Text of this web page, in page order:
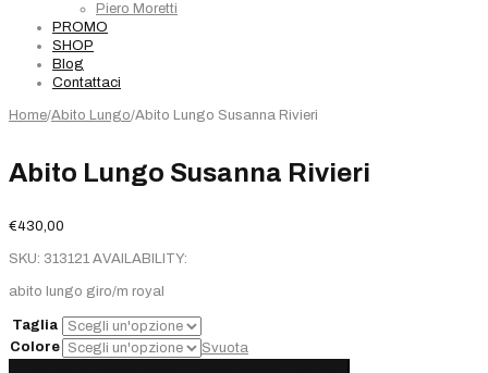
Piero Moretti
PROMO
SHOP
Blog
Contattaci
Home/Abito Lungo/Abito Lungo Susanna Rivieri
Abito Lungo Susanna Rivieri
€430,00
SKU: 313121 AVAILABILITY:
abito lungo giro/m royal
Taglia
Colore
Svuota